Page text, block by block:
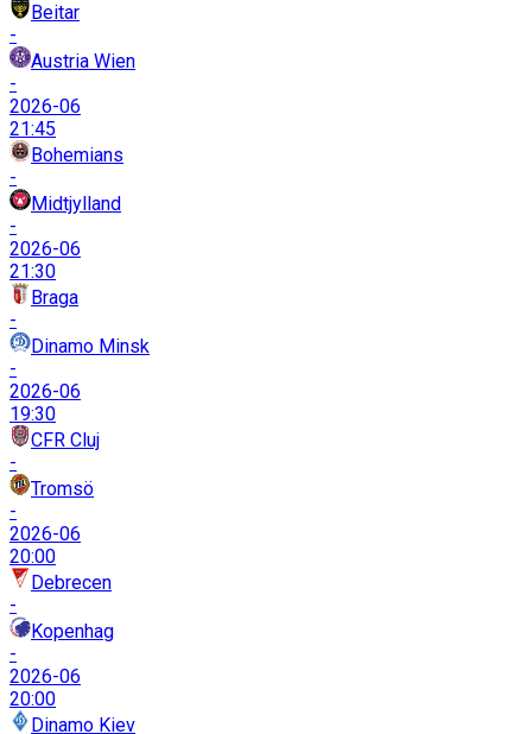
Beitar
-
Austria Wien
-
2026-06
21:45
Bohemians
-
Midtjylland
-
2026-06
21:30
Braga
-
Dinamo Minsk
-
2026-06
19:30
CFR Cluj
-
Tromsö
-
2026-06
20:00
Debrecen
-
Kopenhag
-
2026-06
20:00
Dinamo Kiev